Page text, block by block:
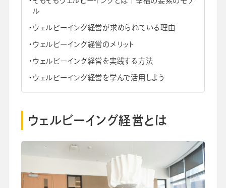
採用情報
ル
ウェルビーイング経営が求められている理由
ウェルビーイング経営のメリット
ウェルビーイング経営を実践する方法
ウェルビーイング経営を学んで活用しよう
ウェルビーイング経営とは